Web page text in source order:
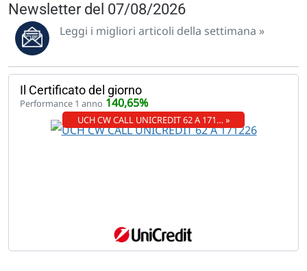
Newsletter del 07/08/2026
Leggi i migliori articoli della settimana »
Il Certificato del giorno
Performance 1 anno 140,65%
UCH CW CALL UNICREDIT 62 A 171… »